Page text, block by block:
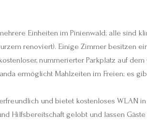
Einheiten im Pinienwald; alle sind
renoviert). Einige Zimmer besitzen
nummerierter Parkplatz auf dem
ermöglicht Mahlzeiten im Freien; es
und bietet kostenloses WLAN
Hilfsbereitschaft gelobt und lassen